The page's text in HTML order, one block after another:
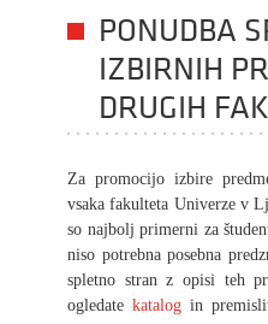
PONUDBA
IZBIRNIH
DRUGIH
Za promocijo izbire
vsaka fakulteta Univerze v
so najbolj primerni za
niso potrebna posebna
spletno stran z opisi teh
ogledatekatalog in